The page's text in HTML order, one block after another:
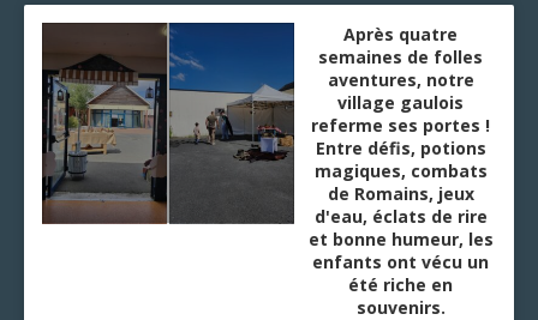
Après quatre
semaines de folles
aventures, notre
village gaulois
referme ses portes !
Entre défis, potions
magiques, combats
de Romains, jeux
d'eau, éclats de rire
et bonne humeur, les
enfants ont vécu un
été riche en
souvenirs.